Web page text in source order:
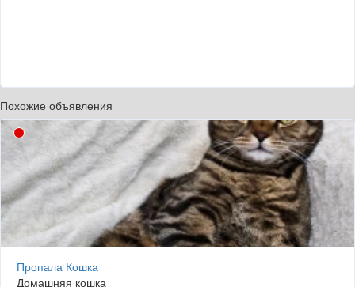
Похожие объявления
Пропала Кошка
Домашняя кошка